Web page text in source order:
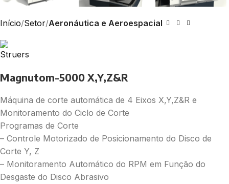
Início Setor Aeronáutica e Aeroespacial
Magnutom-5000 X,Y,Z&R
Máquina de corte automática de 4 Eixos X,Y,Z&R e
Monitoramento do Ciclo de Corte
Programas de Corte
– Controle Motorizado de Posicionamento do Disco de
Corte Y, Z
– Monitoramento Automático do RPM em Função do
Desgaste do Disco Abrasivo